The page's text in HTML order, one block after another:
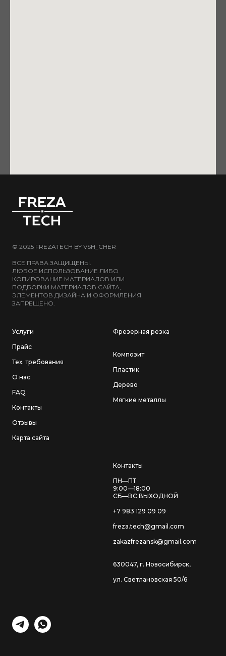
© 2025 FREZATECH BY VSH_CHER
ВСЕ ПРАВА ЗАЩИЩЕНЫ.
ЛЮБОЕ ИСПОЛЬЗОВАНИЕ ЛИБО
КОПИРОВАНИЕ МАТЕРИАЛОВ ИЛИ
ПОДБОРКИ МАТЕРИАЛОВ САЙТА,
ЭЛЕМЕНТОВ ДИЗАЙНА И ОФОРМЛЕНИЯ
ЗАПРЕЩЕНО.
Услуги
Прайс
Тех. требования
О нас
FAQ
Контакты
Отзывы
Карта сайта
Фрезерная резка
Композит
Пластик
Дерево
Мягкие металлы
Контакты
ПН—ПТ
9:00—18:00
СБ—ВС ВЫХОДНОЙ
+7 983 129 09 09
freza.tech@gmail.com
zakazfrezansk@gmail.com
630047, г. Новосибирск,
ул. Светлановская 50/6